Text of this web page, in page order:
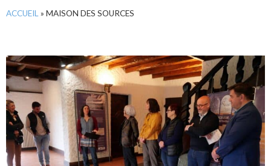
ACCUEIL » MAISON DES SOURCES